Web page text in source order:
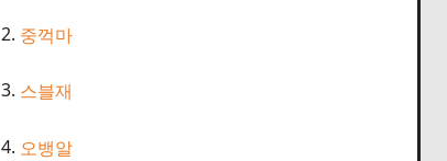
2. 중꺽마
3. 스블재
4. 오뱅알